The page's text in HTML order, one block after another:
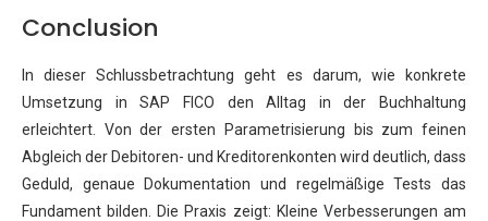
Conclusion
In dieser Schlussbetrachtung geht es darum, wie konkrete
Umsetzung in SAP FICO den Alltag in der Buchhaltung
erleichtert. Von der ersten Parametrisierung bis zum feinen
Abgleich der Debitoren- und Kreditorenkonten wird deutlich, dass
Geduld, genaue Dokumentation und regelmäßige Tests das
Fundament bilden. Die Praxis zeigt: Kleine Verbesserungen am